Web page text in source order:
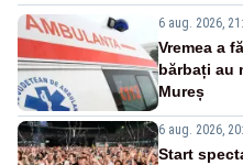
6 aug. 2026,
Vremea a
bărbați au
Mureș
6 aug. 2026,
Start